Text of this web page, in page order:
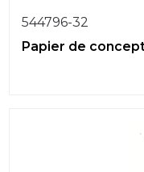
544796-32
Papier de